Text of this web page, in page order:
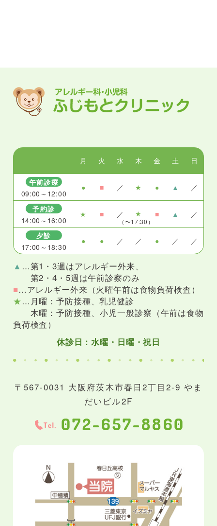
月 火 水 木 金 土 日
午前診療
09:00～12:00
● ■ ／ ★ ● ▲ ／
予約診
14:00～16:00
★ ■ ／ ★
（〜17:30）
■ ▲ ／
夕診
17:00～18:30
● ● ／ ／ ● ／ ／
▲ …第1・3週はアレルギー外来、
第2・4・5週は午前診察のみ
■…アレルギー外来（火曜午前は食物負荷検査）
★…月曜：予防接種、乳児健診
木曜：予防接種、小児一般診察（午前は食物
負荷検査）
休診日：水曜・日曜・祝日
〒567-0031 大阪府茨木市春日2丁目2-9 やま
だいビル2F